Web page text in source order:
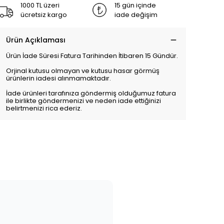
1000 TL üzeri
ücretsiz kargo
15 gün içinde
iade değişim
Ürün Açıklaması
Ürün İade Süresi Fatura Tarihinden İtibaren 15 Gündür.
Orjinal kutusu olmayan ve kutusu hasar görmüş
ürünlerin iadesi alınmamaktadır.
İade ürünleri tarafınıza göndermiş olduğumuz fatura
ile birlikte göndermenizi ve neden iade ettiğinizi
belirtmenizi rica ederiz.